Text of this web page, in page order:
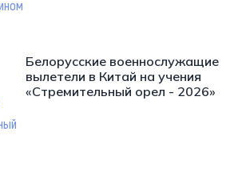
Белорусские военнослужащие
вылетели в Китай на учения
«Стремительный орел - 2026»